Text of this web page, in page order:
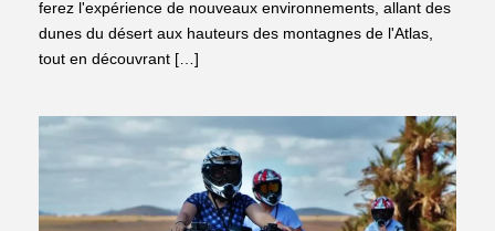
ferez l'expérience de nouveaux environnements, allant des
dunes du désert aux hauteurs des montagnes de l'Atlas,
tout en découvrant […]